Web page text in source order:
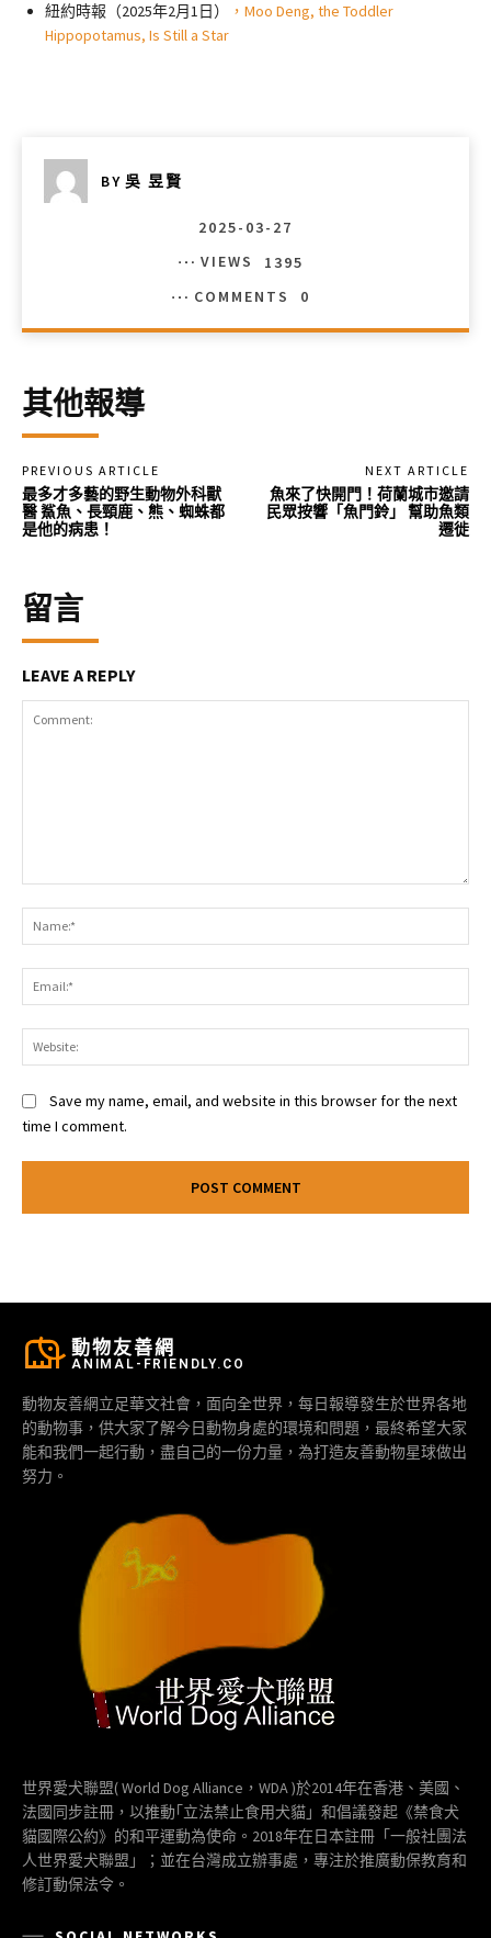
紐約時報（2025年2月1日）
，Moo Deng, the Toddler
Hippopotamus, Is Still a Star
BY 吳 昱賢
2025-03-27
VIEWS
1395
COMMENTS
0
其他報導
PREVIOUS ARTICLE
最多才多藝的野生動物外科獸
醫 鯊魚、長頸鹿、熊、蜘蛛都
是他的病患！
NEXT ARTICLE
魚來了快開門！荷蘭城市邀請
民眾按響「魚門鈴」 幫助魚類
遷徙
留言
LEAVE A REPLY
Save my name, email, and website in this browser for the next
time I comment.
動物友善網
ANIMAL-FRIENDLY.CO
動物友善網立足華文社會，面向全世界，每日報導發生於世界各地
的動物事，供大家了解今日動物身處的環境和問題，最終希望大家
能和我們一起行動，盡自己的一份力量，為打造友善動物星球做出
努力。
世界愛犬聯盟( World Dog Alliance，WDA )於2014年在香港、美國、
法國同步註冊，以推動｢立法禁止食用犬貓」和倡議發起《禁食犬
貓國際公約》的和平運動為使命。2018年在日本註冊「一般社團法
人世界愛犬聯盟」；並在台灣成立辦事處，專注於推廣動保教育和
修訂動保法令。